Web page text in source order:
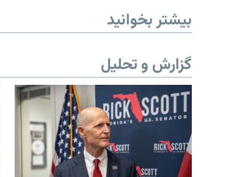
بیشتر بخوانید
گزارش و تحلیل